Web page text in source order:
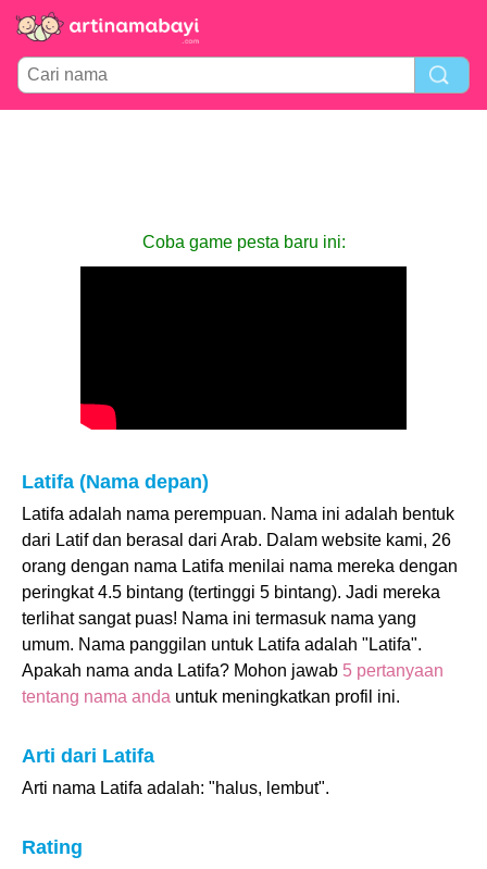
Coba game pesta baru ini:
Latifa (Nama depan)
Latifa adalah nama perempuan. Nama ini adalah bentuk
dari Latif dan berasal dari Arab. Dalam website kami, 26
orang dengan nama Latifa menilai nama mereka dengan
peringkat 4.5 bintang (tertinggi 5 bintang). Jadi mereka
terlihat sangat puas! Nama ini termasuk nama yang
umum. Nama panggilan untuk Latifa adalah "Latifa".
Apakah nama anda Latifa? Mohon jawab 5 pertanyaan
tentang nama anda untuk meningkatkan profil ini.
Arti dari Latifa
Arti nama Latifa adalah: "halus, lembut".
Rating